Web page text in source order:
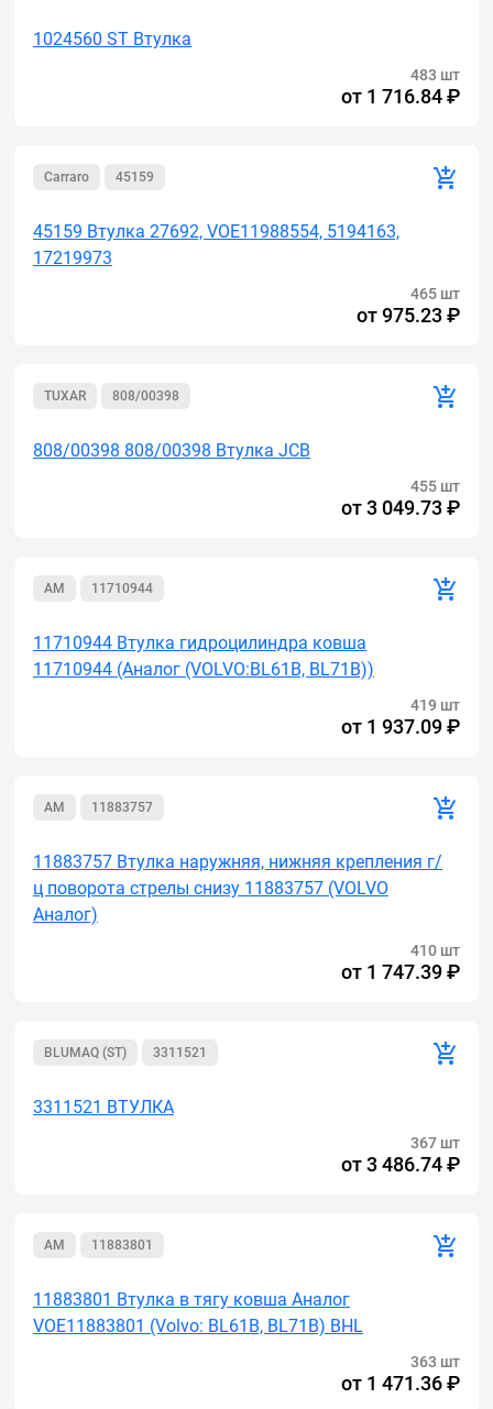
1024560 ST Втулка
483 шт
от 1 716.84 ₽
Carraro 45159
45159 Втулка 27692, VOE11988554, 5194163,
17219973
465 шт
от975.23 ₽
TUXAR 808/00398
808/00398 808/00398 Втулка JCB
455 шт
от3 049.73 ₽
AM 11710944
11710944 Втулка гидроцилиндра ковша
11710944 (Аналог (VOLVO:BL61B, BL71B))
419 шт
от 1 937.09 ₽
AM 11883757
11883757 Втулка наружняя, нижняя крепления г/
ц поворота стрелы снизу 11883757 (VOLVO
Аналог)
410 шт
от 1 747.39 ₽
BLUMAQ (ST) 3311521
3311521 ВТУЛКА
367 шт
от3 486.74 ₽
AM 11883801
11883801 Втулка в тягу ковша Аналог
VOE11883801 (Volvo: BL61B, BL71B) BHL
363 шт
от 1 471.36 ₽